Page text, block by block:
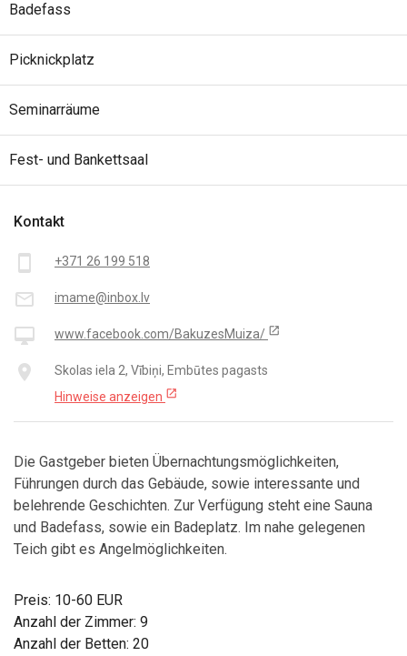
Preis: 10-60 EUR
Anzahl der Zimmer: 9
Anzahl der Betten: 20
Kontakt
smartphone +371 26 199 518
mail_outline imame@inbox.lv
desktop_mac www.facebook.com/BakuzesMuiza/ open_in_new
place
Skolas iela 2, Vībiņi, Embūtes pagasts
Hinweise anzeigen open_in_new
Die Gastgeber bieten Übernachtungsmöglichkeiten,
Führungen durch das Gebäude, sowie interessante und
belehrende Geschichten. Zur Verfügung steht eine Sauna
und Badefass, sowie ein Badeplatz. Im nahe gelegenen
Teich gibt es Angelmöglichkeiten.
Badefass
Picknickplatz
Seminarräume
Fest- und Bankettsaal